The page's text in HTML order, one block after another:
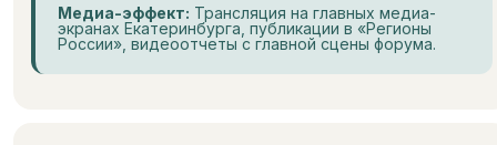
Медиа-эффект: Трансляция на главных медиа-
экранах Екатеринбурга, публикации в «Регионы
России», видеоотчеты с главной сцены форума.